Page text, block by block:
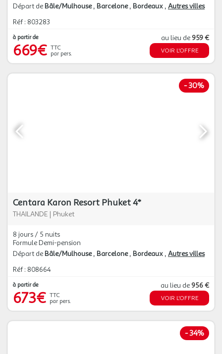
Départ de Bâle/Mulhouse Barcelone Bordeaux Autres villes
Réf : 803283
à partir de
669€ TTC
par pers.
au lieu de 959 €
VOIR L'OFFRE
-30%
Centara Karon Resort Phuket 4*
THAILANDE | Phuket
8 jours / 5 nuits
Formule Demi-pension
Départ de Bâle/Mulhouse Barcelone Bordeaux Autres villes
Réf : 808664
à partir de
673€ TTC
par pers.
au lieu de 956 €
VOIR L'OFFRE
-34%